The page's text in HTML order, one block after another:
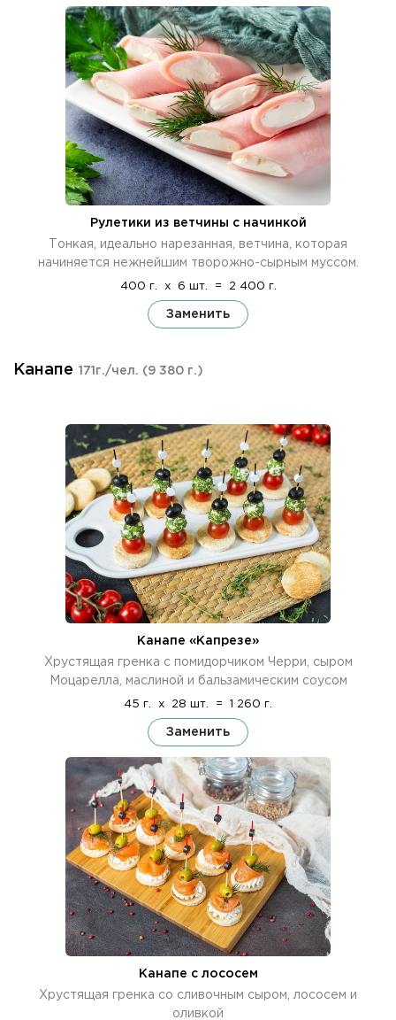
Рулетики из ветчины с начинкой
Тонкая, идеально нарезанная, ветчина, которая
начиняется нежнейшим творожно-сырным муссом.
400 г. x 6 шт. = 2 400 г.
Заменить
Канапе 171г./чел. (9 380 г.)
Канапе «Капрезе»
Хрустящая гренка с помидорчиком Черри, сыром
Моцарелла, маслиной и бальзамическим соусом
45 г. x 28 шт. = 1 260 г.
Заменить
Канапе с лососем
Хрустящая гренка со сливочным сыром, лососем и
оливкой